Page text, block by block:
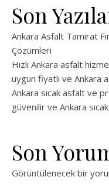
Son
Ankara Asfalt Tamirat
Çözümleri
Hızlı Ankara asfalt
uygun fiyatlı ve Ankara
Ankara sıcak asfalt ve
güvenilir ve Ankara
Son
Görüntülenecek bir